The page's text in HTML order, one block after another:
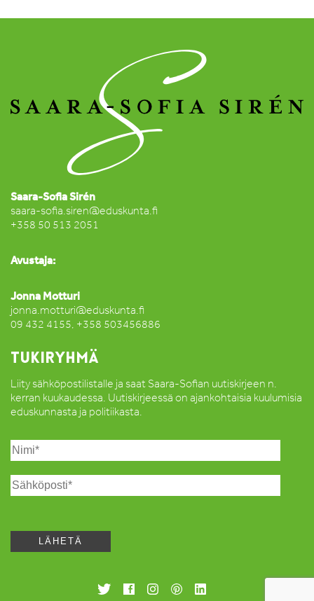
Saara-Sofia Sirén
saara-sofia.siren@eduskunta.fi
+358 50 513 2051
Avustaja:
Jonna Motturi
jonna.motturi@eduskunta.fi
09 432 4155, +358 503456886
TUKIRYHMÄ
Liity sähköpostilistalle ja saat Saara-Sofian uutiskirjeen n.
kerran kuukaudessa. Uutiskirjeessä on ajankohtaisia kuulumisia
eduskunnasta ja politiikasta.